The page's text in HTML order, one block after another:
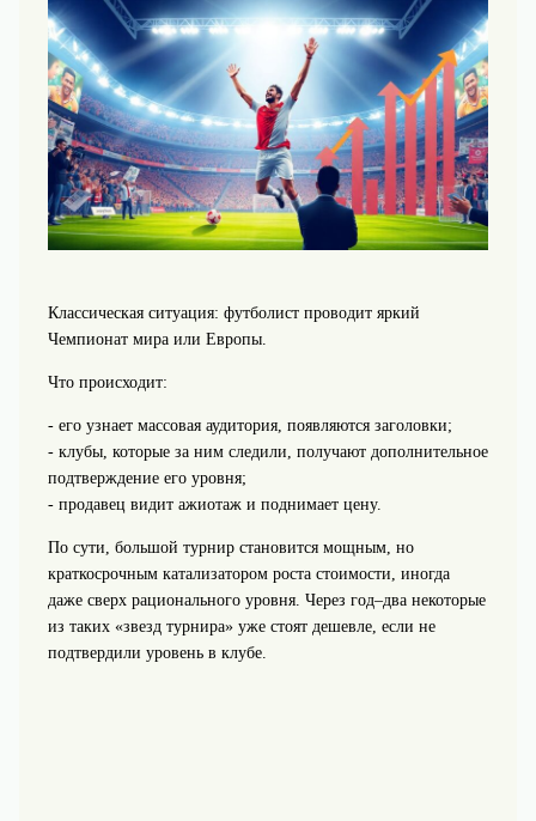
Классическая ситуация: футболист проводит яркий
Чемпионат мира или Европы.
Что происходит:
- его узнает массовая аудитория, появляются заголовки;
- клубы, которые за ним следили, получают дополнительное
подтверждение его уровня;
- продавец видит ажиотаж и поднимает цену.
По сути, большой турнир становится мощным, но
краткосрочным катализатором роста стоимости, иногда
даже сверх рационального уровня. Через год–два некоторые
из таких «звезд турнира» уже стоят дешевле, если не
подтвердили уровень в клубе.